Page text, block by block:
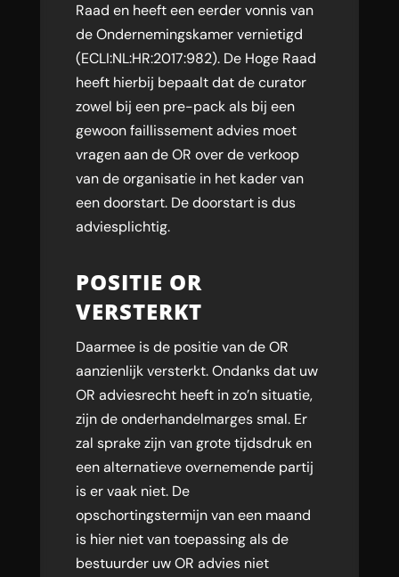
Raad en heeft een eerder vonnis van
de Ondernemingskamer vernietigd
(ECLI:NL:HR:2017:982). De Hoge Raad
heeft hierbij bepaalt dat de curator
zowel bij een pre-pack als bij een
gewoon faillissement advies moet
vragen aan de OR over de verkoop
van de organisatie in het kader van
een doorstart. De doorstart is dus
adviesplichtig.
POSITIE OR
VERSTERKT
Daarmee is de positie van de OR
aanzienlijk versterkt. Ondanks dat uw
OR adviesrecht heeft in zo’n situatie,
zijn de onderhandelmarges smal. Er
zal sprake zijn van grote tijdsdruk en
een alternatieve overnemende partij
is er vaak niet. De
opschortingstermijn van een maand
is hier niet van toepassing als de
bestuurder uw OR advies niet